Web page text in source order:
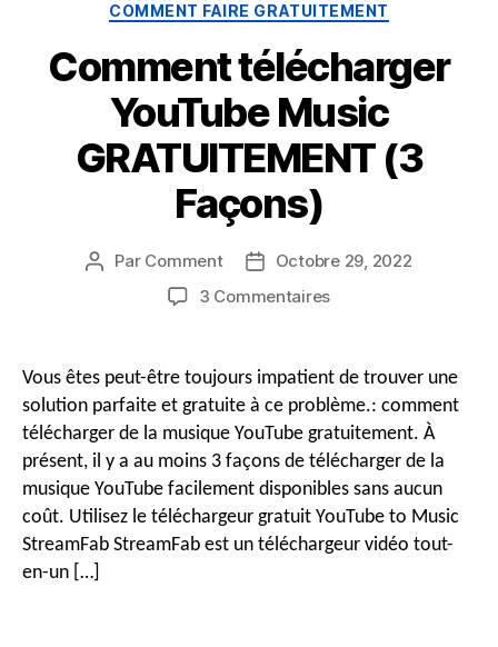
COMMENT FAIRE GRATUITEMENT
Comment télécharger
YouTube Music
GRATUITEMENT (3
Façons)
Auteur
Par Comment
DateOctobre 29, 2022
3 Commentairessur
YouTube
Music
GRATUITEMENT
(3
Façons)
Vous êtes peut-être toujours impatient de trouver une
solution parfaite et gratuite à ce problème.: comment
télécharger de la musique YouTube gratuitement. À
présent, il y a au moins 3 façons de télécharger de la
musique YouTube facilement disponibles sans aucun
coût. Utilisez le téléchargeur gratuit YouTube to Music
StreamFab StreamFab est un téléchargeur vidéo tout-
en-un […]